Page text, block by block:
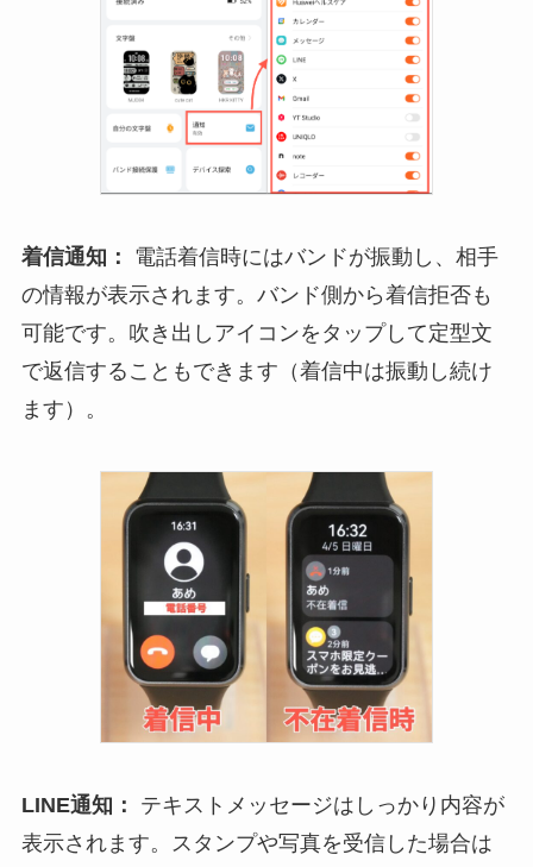
着信通知：
電話着信時にはバンドが振動し、相手
の情報が表示されます。バンド側から着信拒否も
可能です。吹き出しアイコンをタップして定型文
で返信することもできます（着信中は振動し続け
ます）。
LINE通知：
テキストメッセージはしっかり内容が
表示されます。スタンプや写真を受信した場合は